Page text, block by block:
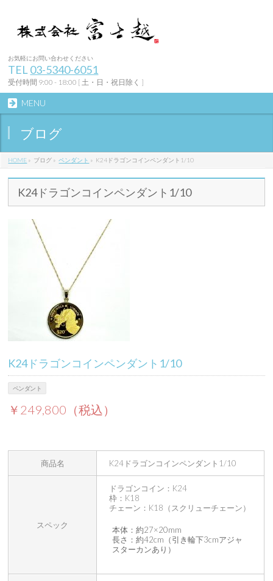
お気軽にお問い合わせください
TEL 03-5340-6051
受付時間 9:00 - 18:00 [ 土・日・祝日除く ]
MENU
ブログ
HOME » ブログ » ペンダント » K24ドラゴンコインペンダント1/10
K24ドラゴンコインペンダント1/10
K24ドラゴンコインペンダント1/10
ペンダント
￥249,800（税込）
商品名 K24ドラゴンコインペンダント1/10
スペック
ドラゴンコイン：K24
枠：K18
チェーン：K18（スクリューチェーン）
本体：約27×20mm
長さ：約42cm（引き輪下3cmアジャ
スターカンあり）